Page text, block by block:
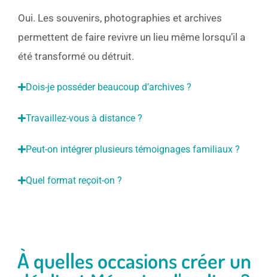
Oui. Les souvenirs, photographies et archives
permettent de faire revivre un lieu même lorsqu’il a
été transformé ou détruit.
Dois-je posséder beaucoup d’archives ?
Travaillez-vous à distance ?
Peut-on intégrer plusieurs témoignages familiaux ?
Quel format reçoit-on ?
À quelles occasions créer un